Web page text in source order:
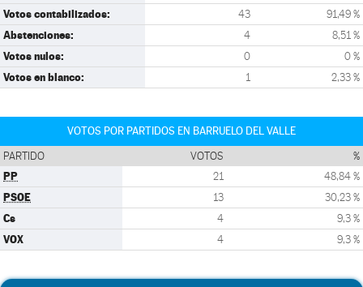
Votos contabilizados: 43 91,49 %
Abstenciones: 4 8,51 %
Votos nulos: 0 0 %
Votos en blanco: 1 2,33 %
VOTOS POR PARTIDOS EN BARRUELO DEL VALLE
PARTIDO VOTOS %
PP 21 48,84 %
PSOE 13 30,23 %
Cs 4 9,3 %
VOX 4 9,3 %